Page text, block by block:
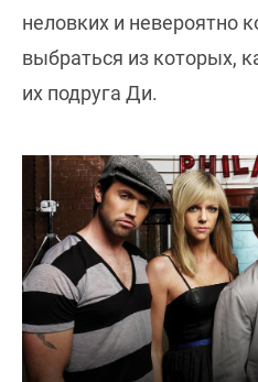
неловких и невероятно
выбраться из которых,
их подруга Ди.